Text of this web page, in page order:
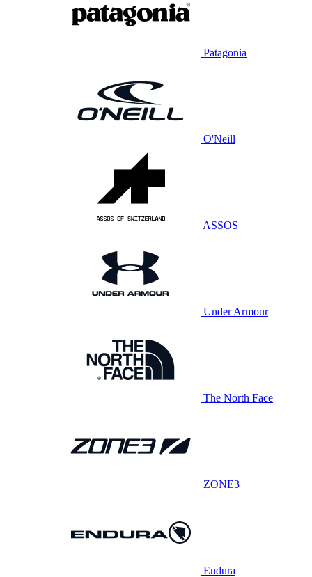
Patagonia
O'Neill
ASSOS
Under Armour
The North Face
ZONE3
Endura